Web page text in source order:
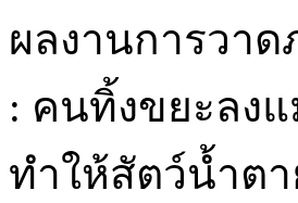
ผลงานการวา
: คนทิ้งขยะลงแ
ทำให้สัตว์น้ำต